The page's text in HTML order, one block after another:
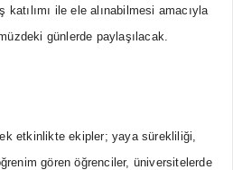
ile ele alınabilmesi amacıyla
günlerde paylaşılacak.
etkinlikte ekipler; yaya sürekliliği,
gören öğrenciler, üniversitelerde